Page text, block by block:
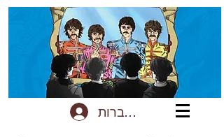
להתחברות